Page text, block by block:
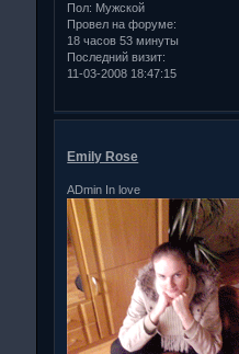
Пол: Мужской
Провел на форуме:
18 часов 53 минуты
Последний визит:
11-03-2008 18:47:15
Emily Rose
ADmin In love